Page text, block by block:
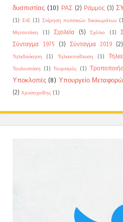
δυσπιστίας (10) ΡΑΣ (2) Ράμμος (3)
(1) ΣτΕ (1) Στέρηση πολιτικών δικαιωμάτων
Μητσοτάκη
(1) Σχολεία (5) Σχόλιο (1)
Σύνταγμα 1975 (3) Σύνταγμα 2019 (2)
Τηλεδιοίκηση
(1) Τηλεεκπαίδευση (1)
Τουλουπάκη
(1) Τουρισμός (1)
Υποκλοπές (8) Υπουργείο
(2) Χρυσοχοίδης (1)